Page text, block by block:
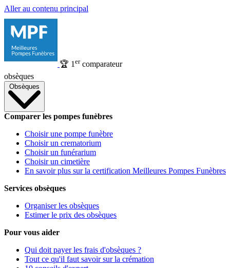
Aller au contenu principal
🏆 1 ercomparateur
obsèques
Obsèques
Comparer les pompes funèbres
Choisir une pompe funèbre
Choisir un crematorium
Choisir un funérarium
Choisir un cimetière
En savoir plus sur la certification Meilleures Pompes Funèbres
Services obsèques
Organiser les obsèques
Estimer le prix des obsèques
Pour vous aider
Qui doit payer les frais d'obsèques ?
Tout ce qu'il faut savoir sur la crémation